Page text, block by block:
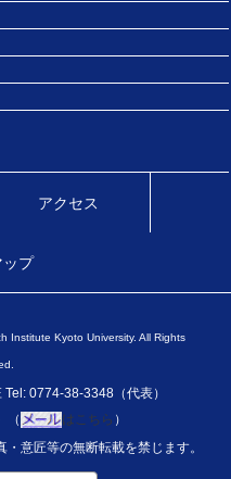
アクセス
ップ
Institute Kyoto University. All Rights
0774-38-3348（代表）
（
はこちら ）
意匠等の無断転載を禁じます。